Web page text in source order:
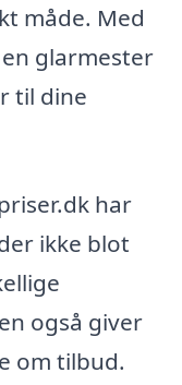
måde. Med
glarmester
til dine
har
ikke blot
også giver
om tilbud.